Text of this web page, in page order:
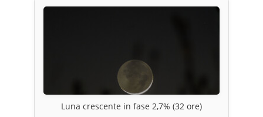
Luna crescente in fase 2,7% (32 ore)